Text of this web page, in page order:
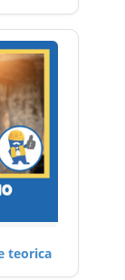
teorica